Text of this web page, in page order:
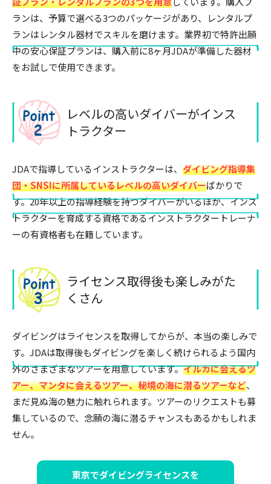
ランは、予算で選べる3つのパッケージがあり、レンタルプ
ランはレンタル器材でスキルを磨けます。業界初で特許出願
中の安心保証プランは、購入前に8ヶ月JDAが準備した器材
をお試しで使用できます。
レベルの高いダイバーがインス
トラクター
JDAで指導しているインストラクターは、 ダイビング指導集
団・SNSIに所属しているレベルの高いダイバーばかりで
す。20年以上の指導経験を持つダイバーがいるほか、インス
トラクターを育成する資格であるインストラクタートレーナ
ーの有資格者も在籍しています。
ライセンス取得後も楽しみがた
くさん
ダイビングはライセンスを取得してからが、本当の楽しみで
す。JDAは取得後もダイビングを楽しく続けられるよう国内
外のさまざまなツアーを用意しています。イルカに会えるツ
アー、マンタに会えるツアー、秘境の海に潜るツアーなど、
まだ見ぬ海の魅力に触れられます。ツアーのリクエストも募
集しているので、念願の海に潜るチャンスもあるかもしれま
せん。
東京でダイビングライセンスを